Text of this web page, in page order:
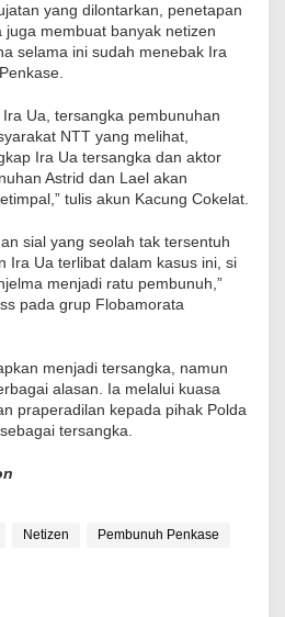
yang dilontarkan, penetapan
membuat banyak netizen
selama ini sudah menebak Ira
Ua, tersangka pembunuhan
NTT yang melihat,
Ira Ua tersangka dan aktor
Astrid dan Lael akan
tulis akun Kacung Cokelat.
sial yang seolah tak tersentuh
Ira Ua terlibat dalam kasus ini, si
menjadi ratu pembunuh,”
pada grup Flobamorata
menjadi tersangka, namun
alasan. Ia melalui kuasa
praperadilan kepada pihak Polda
tersangka.
Netizen
Pembunuh Penkase